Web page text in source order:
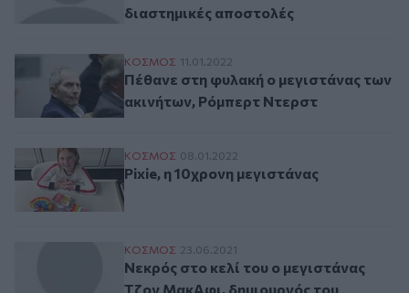
διαστημικές αποστολές
Πέθανε στη φυλακή ο μεγιστάνας των
ΚΟΣΜΟΣ 11.01.2022
Πέθανε στη φυλακή ο μεγιστάνας των
ακινήτων, Ρόμπερτ Ντερστ
Pixie, η 10χρονη μεγιστάνας
ΚΟΣΜΟΣ 08.01.2022
Pixie, η 10χρονη μεγιστάνας
Νεκρός στο κελί του ο μεγιστάνας Τζον
ΚΟΣΜΟΣ 23.06.2021
Νεκρός στο κελί του ο μεγιστάνας
Τζον ΜακΑφι, δημιουργός του